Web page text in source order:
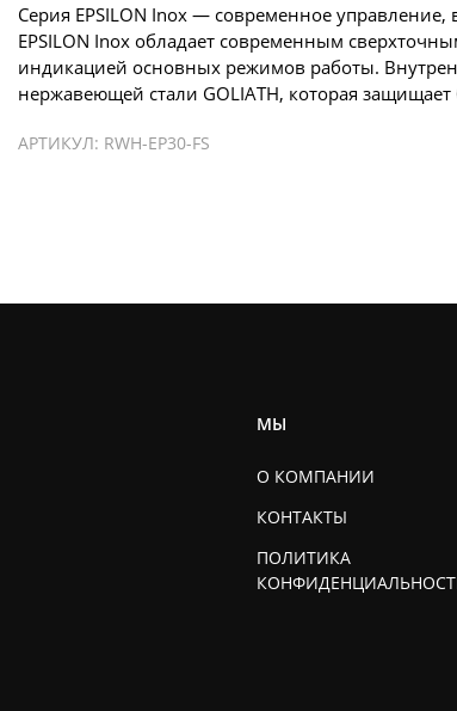
Серия EPSILON Inox — современное
EPSILON Inox обладает современным
индикацией основных режимов работы.
нержавеющей стали GOLIATH, которая
АРТИКУЛ: RWH-EP30-FS
МЫ
О КОМПАНИИ
КОНТАКТЫ
ПОЛИТИКА